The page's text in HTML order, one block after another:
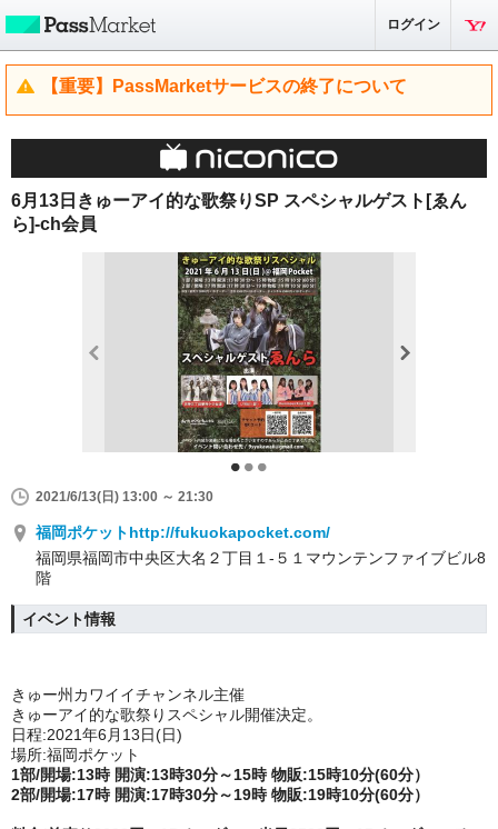
ログイン
【重要】PassMarketサービスの終了について
6月13日きゅーアイ的な歌祭りSP スペシャルゲスト[ゑん
ら]-ch会員
2021/6/13(日) 13:00 ～ 21:30
福岡ポケットhttp://fukuokapocket.com/
福岡県福岡市中央区大名２丁目１-５１マウンテンファイブビル8
階
イベント情報
きゅー州カワイイチャンネル主催
きゅーアイ的な歌祭りスペシャル開催決定。
日程:2021年6月13日(日)
場所:福岡ポケット
1部/開場:13時 開演:13時30分～15時 物販:15時10分(60分）
2部/開場:17時 開演:17時30分～19時 物販:19時10分(60分）